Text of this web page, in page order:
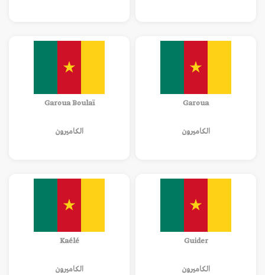
Garoua
الكاميرون
Garoua Boulaï
الكاميرون
Guider
الكاميرون
Kaélé
الكاميرون